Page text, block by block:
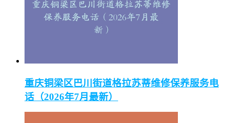
重庆铜梁区巴川街道格拉苏蒂维修保养服务电
话（2026年7月最新）